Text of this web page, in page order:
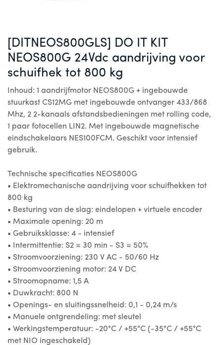
[DITNEOS800GLS] DO IT KIT
NEOS800G 24Vdc aandrijving voor
schuifhek tot 800 kg
Inhoud: 1 aandrijfmotor NEOS800G + ingebouwde
stuurkast CS12MG met ingebouwde ontvanger 433/868
Mhz, 2 2-kanaals afstandsbedieningen met rolling code,
1 paar fotocellen LIN2. Met ingebouwde magnetische
eindschakelaars NES100FCM. Geschikt voor intensief
gebruik.
Technische specificaties NEOS800G
• Elektromechanische aandrijving voor schuifhekken tot
800 kg
• Besturing van de slag: eindelopen + virtuele encoder
• Maximale opening: 20 m
• Gebruiksklasse: 4 - intensief
• Intermittentie: S2 = 30 min - S3 = 50%
• Stroomvoorziening: 230 V AC - 50/60 Hz
• Stroomvoorziening motor: 24 V DC
• Stroomopname: 1,5 A
• Duwkracht: 800 N
• Openings- en sluitingssnelheid: 0,1 - 0,24 m/s
• Manuele ontgrendeling: met sleutel
• Werkingstemperatuur: -20°C / +55°C (-35°C / +55°C
met NIO ingeschakeld)